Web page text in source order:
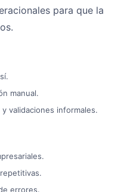
para que la
manual.
validaciones informales.
errores.